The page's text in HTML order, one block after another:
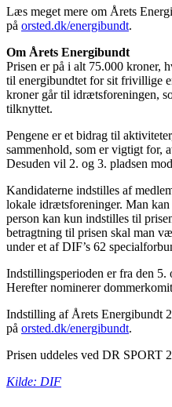
Læs meget mere om Årets
på orsted.dk/energibundt.
Om Årets Energibundt
Prisen er på i alt 75.000 kroner,
til energibundtet for sit frivillige
kroner går til idrætsforeningen,
tilknyttet.
Pengene er et bidrag til
sammenhold, som er vigtigt for,
Desuden vil 2. og 3. pladsen
Kandidaterne indstilles af
lokale idrætsforeninger. Man
person kan kun indstilles til
betragtning til prisen skal man
under et af DIF’s 62
Indstillingsperioden er fra den
Herefter nominerer
Indstilling af Årets Energibundt
på orsted.dk/energibundt.
Prisen uddeles ved DR SPORT
Kilde: DIF